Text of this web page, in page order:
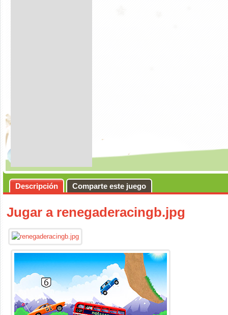
Descripción Comparte este juego
Jugar a renegaderacingb.jpg